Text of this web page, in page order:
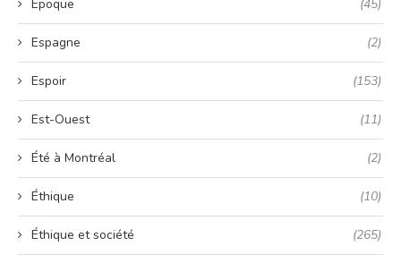
Epoque (45)
Espagne (2)
Espoir (153)
Est-Ouest (11)
Été à Montréal (2)
Éthique (10)
Éthique et société (265)